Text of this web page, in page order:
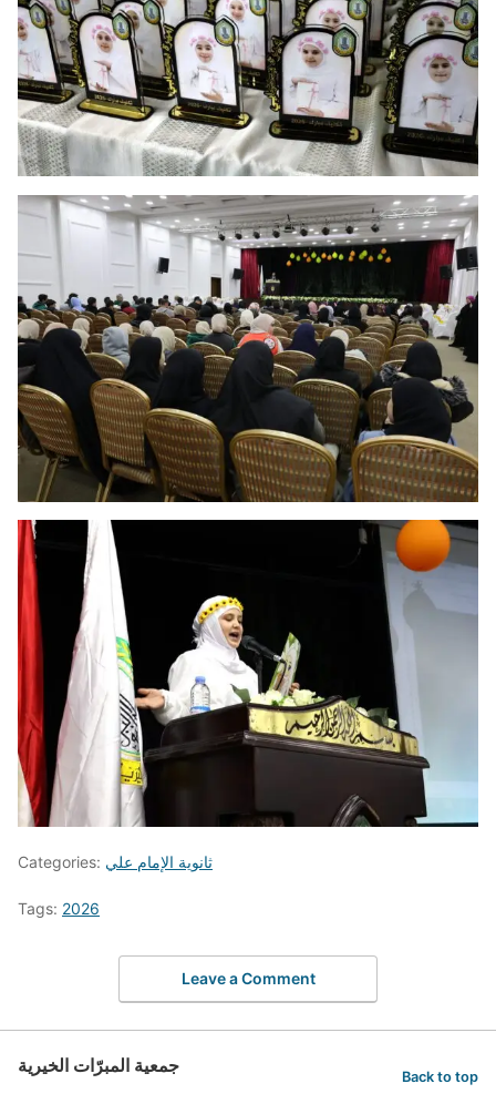
Categories: ثانوية الإمام علي
Tags: 2026
Leave a Comment
جمعية المبرّات الخيرية Back to top